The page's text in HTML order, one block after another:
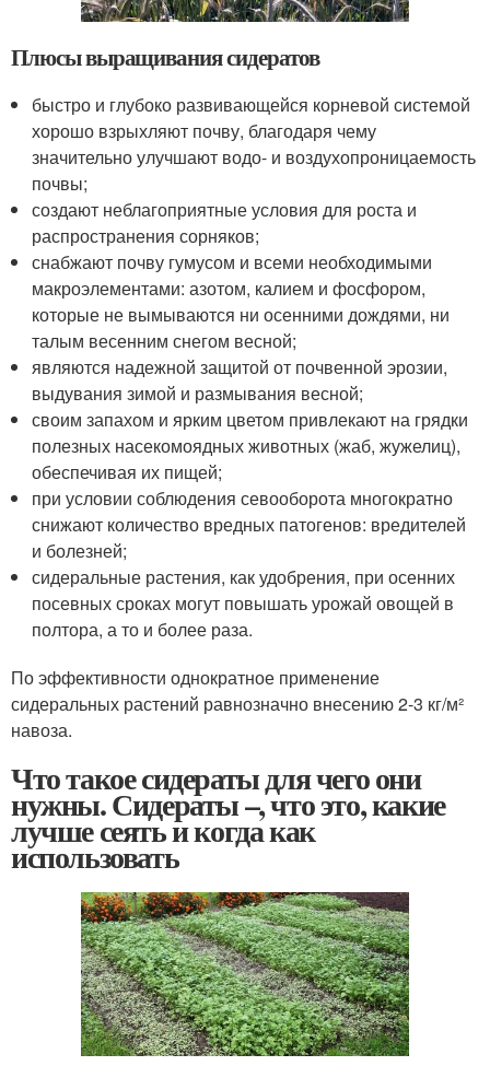
Плюсы выращивания сидератов
быстро и глубоко развивающейся корневой системой
хорошо взрыхляют почву, благодаря чему
значительно улучшают водо- и воздухопроницаемость
почвы;
создают неблагоприятные условия для роста и
распространения сорняков;
снабжают почву гумусом и всеми необходимыми
макроэлементами: азотом, калием и фосфором,
которые не вымываются ни осенними дождями, ни
талым весенним снегом весной;
являются надежной защитой от почвенной эрозии,
выдувания зимой и размывания весной;
своим запахом и ярким цветом привлекают на грядки
полезных насекомоядных животных (жаб, жужелиц),
обеспечивая их пищей;
при условии соблюдения севооборота многократно
снижают количество вредных патогенов: вредителей
и болезней;
сидеральные растения, как удобрения, при осенних
посевных сроках могут повышать урожай овощей в
полтора, а то и более раза.
По эффективности однократное применение
сидеральных растений равнозначно внесению 2-3 кг/м²
навоза.
Что такое сидераты для чего они
нужны. Сидераты –, что это, какие
лучше сеять и когда как
использовать